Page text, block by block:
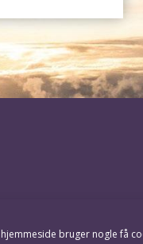
bruger nogle få
//